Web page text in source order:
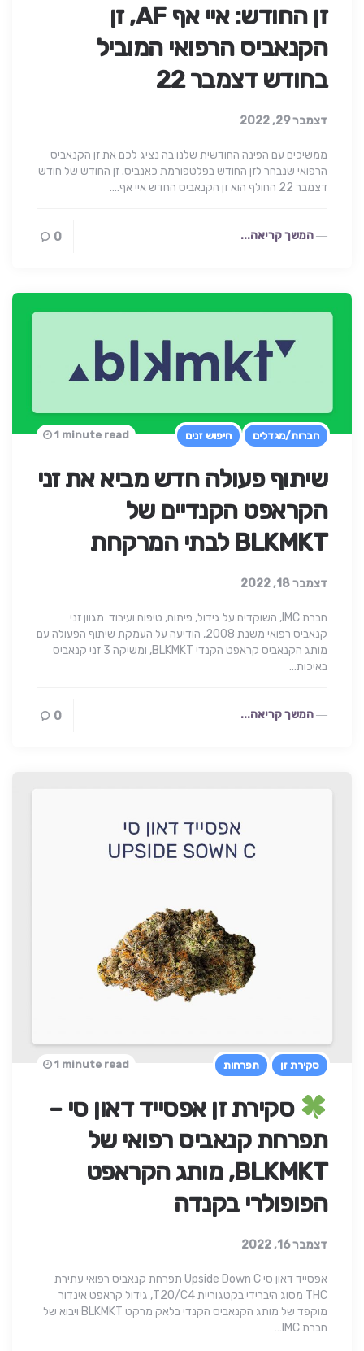
זן החודש: איי אף AF, זן
הקנאביס הרפואי המוביל
בחודש דצמבר 22
דצמבר 29, 2022
ממשיכים עם הפינה החודשית שלנו בה נציג לכם את זן הקנאביס
הרפואי שנבחר לזן החודש בפלטפורמת כאנביס. זן החודש של חודש
דצמבר 22 החולף הוא זן הקנאביס החדש איי אף….
המשך קריאה... 0
חברות/מגדלים חיפוש זנים
שיתוף פעולה חדש מביא את זני
הקראפט הקנדיים של
BLKMKT לבתי המרקחת
דצמבר 18, 2022
1 minute read
חברת IMC, השוקדים על גידול, פיתוח, טיפוח ועיבוד מגוון זני
קנאביס רפואי משנת 2008, הודיעה על העמקת שיתוף הפעולה עם
מותג הקנאביס קראפט הקנדי BLKMKT, ומשיקה 3 זני קנאביס
באיכות…
המשך קריאה... 0
סקירת זן תפרחות
סקירת זן אפסייד דאון סי –
תפרחת קנאביס רפואי של
BLKMKT, מותג הקראפט
הפופולרי בקנדה
דצמבר 16, 2022
1 minute read
אפסייד דאון סי Upside Down C תפרחת קנאביס רפואי עתירת
THC מסוג היברידי בקטגוריית T20/C4, גידול קראפט אינדור
מוקפד של מותג הקנאביס הקנדי בלאק מרקט BLKMKT ויבוא של
חברת IMC…